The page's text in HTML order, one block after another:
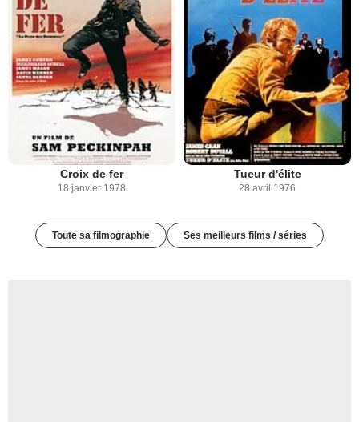
Croix de fer
18 janvier 1978
Tueur d'élite
28 avril 1976
Toute sa filmographie Ses meilleurs films / séries